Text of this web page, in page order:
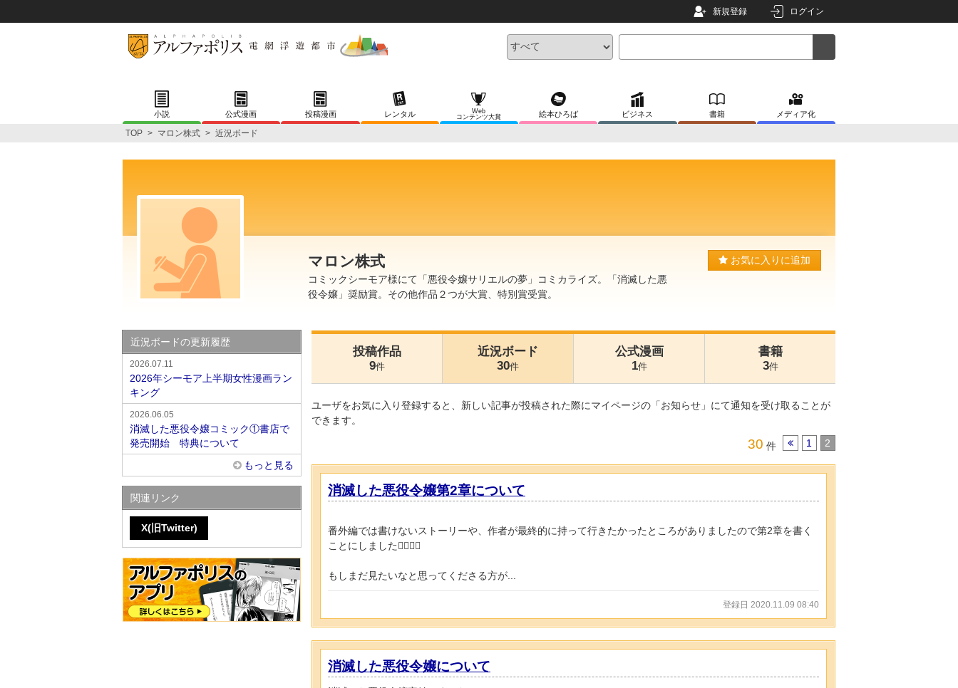
新規登録 ログイン
小説 公式漫画 投稿漫画 レンタル
Web
コンテンツ大賞
絵本ひろば ビジネス 書籍 メディア化
TOP > マロン株式 > 近況ボード
マロン株式
コミックシーモア様にて「悪役令嬢サリエルの夢」コミカライズ。「消滅した悪
役令嬢」奨励賞。その他作品２つが大賞、特別賞受賞。
お気に入りに追加
投稿作品
9件
近況ボード
30件
公式漫画
1件
書籍
3件
ユーザをお気に入り登録すると、新しい記事が投稿された際にマイページの「お知らせ」にて通知を受け取ることが
できます。
30 件 1 2
消滅した悪役令嬢第2章について
番外編では書けないストーリーや、作者が最終的に持って行きたかったところがありましたので第2章を書く
ことにしました🙇‍♀️🙇‍♀️
もしまだ見たいなと思ってくださる方が...
登録日 2020.11.09 08:40
消滅した悪役令嬢について
近況ボードの更新履歴
2026.07.11
2026年シーモア上半期女性漫画ラン
キング
2026.06.05
消滅した悪役令嬢コミック①書店で
発売開始 特典について
もっと見る
関連リンク
X(旧Twitter)